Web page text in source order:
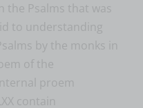
the Psalms that was
to understanding
by the monks in
of the
proem
contain